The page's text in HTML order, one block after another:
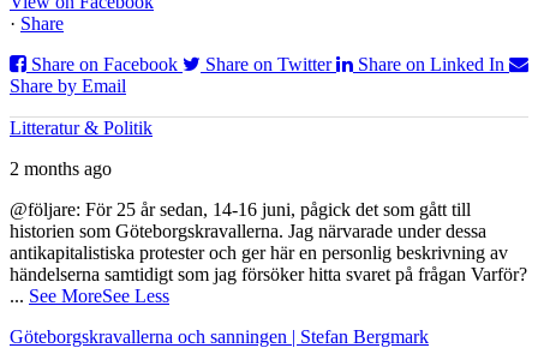
· Share
Share on Facebook
Share on Twitter
Share on Linked In
Share by Email
Litteratur & Politik
2 months ago
@följare: För 25 år sedan, 14-16 juni, pågick det som gått till
historien som Göteborgskravallerna. Jag närvarade under dessa
antikapitalistiska protester och ger här en personlig beskrivning av
händelserna samtidigt som jag försöker hitta svaret på frågan Varför?
... See MoreSee Less
Göteborgskravallerna och sanningen | Stefan Bergmark